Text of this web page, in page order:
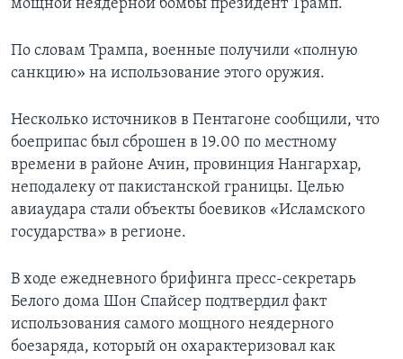
мощной неядерной бомбы президент Трамп.
По словам Трампа, военные получили «полную
санкцию» на использование этого оружия.
Несколько источников в Пентагоне сообщили, что
боеприпас был сброшен в 19.00 по местному
времени в районе Ачин, провинция Нангархар,
неподалеку от пакистанской границы. Целью
авиаудара стали объекты боевиков «Исламского
государства» в регионе.
В ходе ежедневного брифинга пресс-секретарь
Белого дома Шон Спайсер подтвердил факт
использования самого мощного неядерного
боезаряда, который он охарактеризовал как